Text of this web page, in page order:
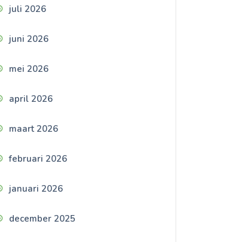
juli 2026
juni 2026
mei 2026
april 2026
maart 2026
februari 2026
januari 2026
december 2025